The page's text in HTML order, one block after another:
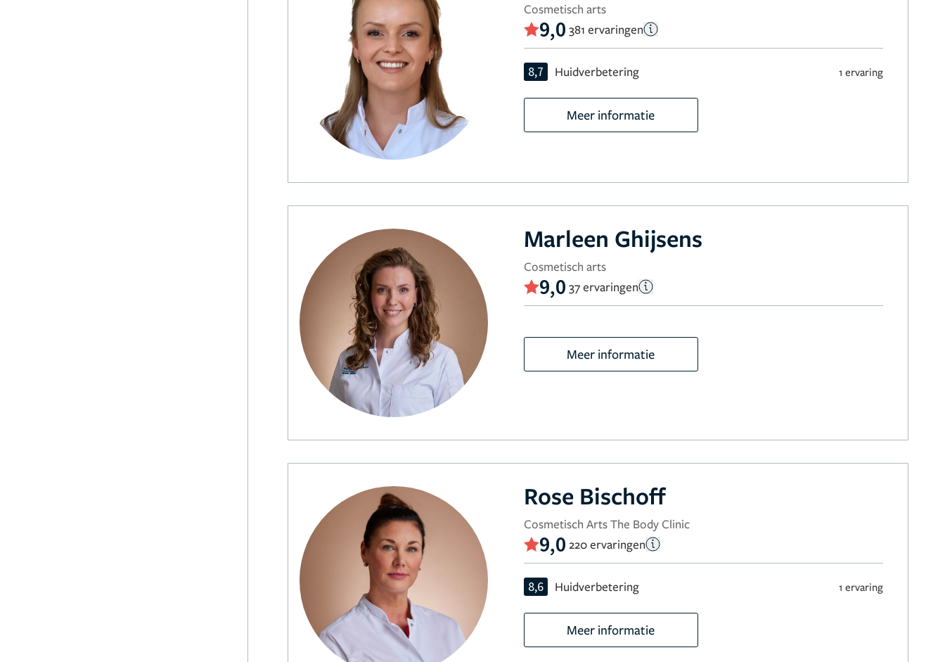
Cosmetisch arts
9,0 381 ervaringen
8,7 Huidverbetering 1 ervaring
Meer informatie
Marleen Ghijsens
Cosmetisch arts
9,0 37 ervaringen
Meer informatie
Rose Bischoff
Cosmetisch Arts The Body Clinic
9,0 220 ervaringen
8,6 Huidverbetering 1 ervaring
Meer informatie